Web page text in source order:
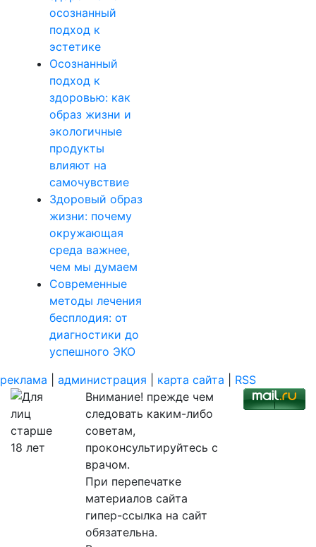
осознанный
подход к
эстетике
Осознанный
подход к
здоровью: как
образ жизни и
экологичные
продукты
влияют на
самочувствие
Здоровый образ
жизни: почему
окружающая
среда важнее,
чем мы думаем
Современные
методы лечения
бесплодия: от
диагностики до
успешного ЭКО
реклама
администрация карта сайта
RSS
Внимание! прежде чем
следовать каким-либо
советам,
проконсультируйтесь с
врачом.
При перепечатке
материалов сайта
гипер-ссылка на сайт
обязательна.